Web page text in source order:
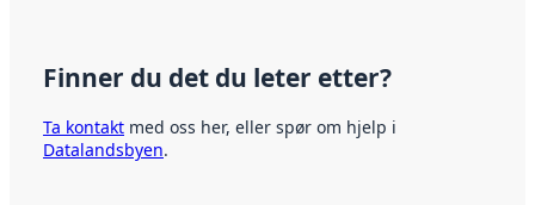
Finner du det du leter etter?
Ta kontakt med oss her, eller spør om hjelp i
Datalandsbyen.